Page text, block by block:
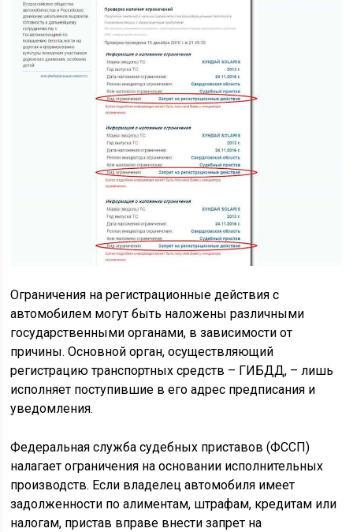
Ограничения на регистрационные действия с
автомобилем могут быть наложены различными
государственными органами, в зависимости от
причины. Основной орган, осуществляющий
регистрацию транспортных средств – ГИБДД, – лишь
исполняет поступившие в его адрес предписания и
уведомления.
Федеральная служба судебных приставов (ФССП)
налагает ограничения на основании исполнительных
производств. Если владелец автомобиля имеет
задолженности по алиментам, штрафам, кредитам или
налогам, пристав вправе внести запрет на